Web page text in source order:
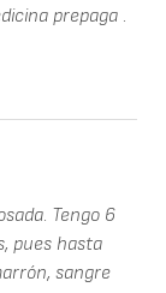
prepaga .
Tengo 6
pues hasta
sangre